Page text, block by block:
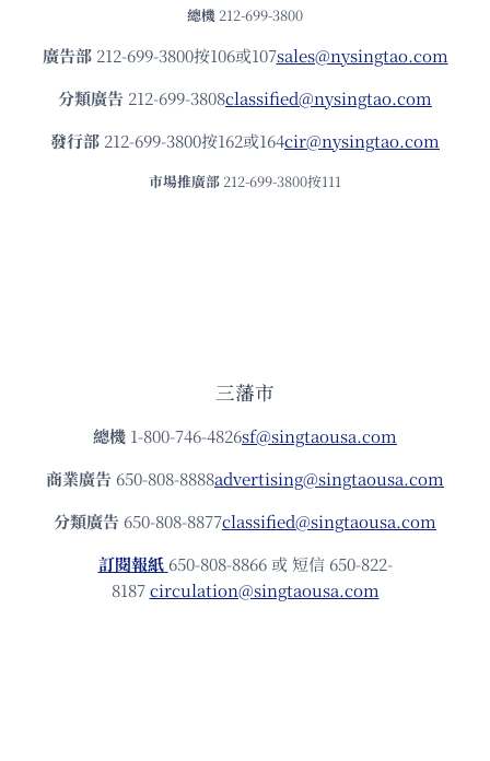
總機 212-699-3800
廣告部212-699-3800按106或107sales@nysingtao.com
分類廣告 212-699-3808classified@nysingtao.com
發⾏部 212-699-3800按162或164cir@nysingtao.com
市場推廣部 212-699-3800按111
三藩市
總機 1-800-746-4826sf@singtaousa.com
商業廣告 650-808-8888advertising@singtaousa.com
分類廣告 650-808-8877classified@singtaousa.com
訂閱報紙 650-808-8866 或 短信 650-822-
8187circulation@singtaousa.com